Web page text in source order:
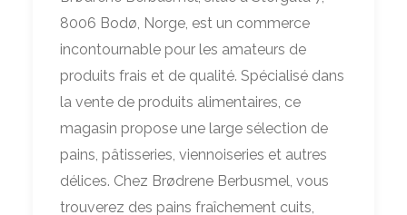
8006 Bodø, Norge, est un commerce
incontournable pour les amateurs de
produits frais et de qualité. Spécialisé dans
la vente de produits alimentaires, ce
magasin propose une large sélection de
pains, pâtisseries, viennoiseries et autres
délices. Chez Brødrene Berbusmel, vous
trouverez des pains fraîchement cuits,